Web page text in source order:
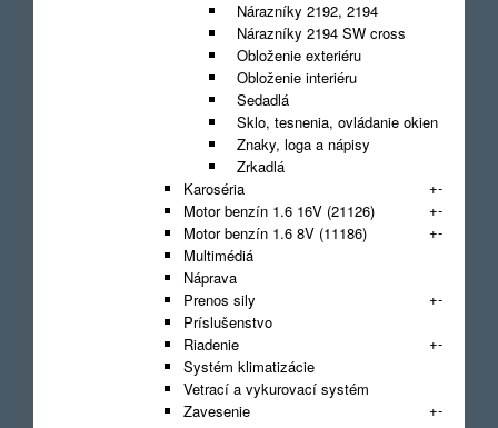
Nárazníky 2192, 2194
Nárazníky 2194 SW cross
Obloženie exteriéru
Obloženie interiéru
Sedadlá
Sklo, tesnenia, ovládanie okien
Znaky, loga a nápisy
Zrkadlá
Karoséria
+-
Motor benzín 1.6 16V (21126)
+-
Motor benzín 1.6 8V (11186)
+-
Multimédiá
Náprava
Prenos sily
+-
Príslušenstvo
Riadenie
+-
Systém klimatizácie
Vetrací a vykurovací systém
Zavesenie
+-